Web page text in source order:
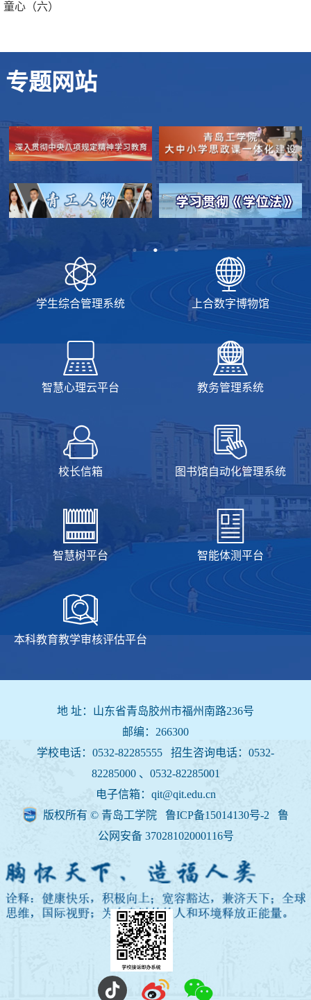
童心（六）
专题网站
学生综合管理系统 上合数字博物馆
智慧心理云平台 教务管理系统
校长信箱 图书馆自动化管理系统
智慧树平台 智能体测平台
本科教育教学审核评估平台
地 址：山东省青岛胶州市福州南路236号
邮编：266300
学校电话：0532-82285555 招生咨询电话： 0532-
82285000 、0532-82285001
电子信箱：qit@qit.edu.cn
版权所有 © 青岛工学院 鲁ICP备15014130号-2
鲁
公网安备 37028102000116号